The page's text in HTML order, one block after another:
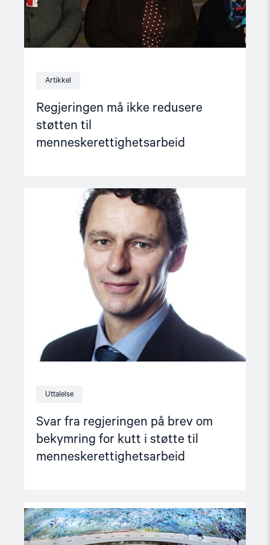
Artikkel
Regjeringen må ikke redusere
støtten til
menneskerettighetsarbeid
Uttalelse
Svar fra regjeringen på brev om
bekymring for kutt i støtte til
menneskerettighetsarbeid
Read
article
"Svar
regjeringen
på
brev
om
bekymring
for
kutt
støtte
menneskerettighetsarbeid"
Read
article
"Views
of